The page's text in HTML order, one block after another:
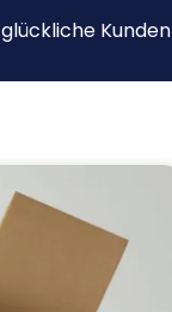
glückliche Kunden